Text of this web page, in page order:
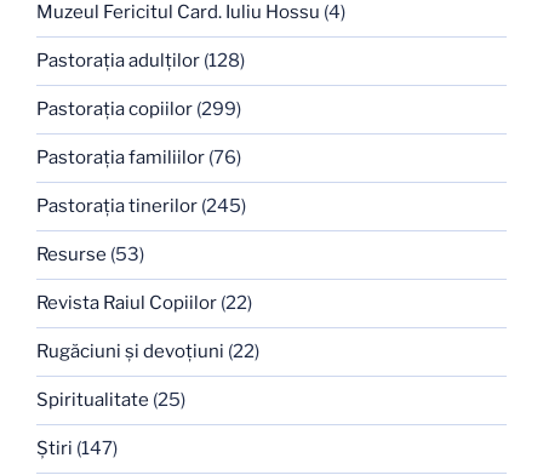
Muzeul Fericitul Card. Iuliu Hossu (4)
Pastoraţia adulţilor (128)
Pastoraţia copiilor (299)
Pastoraţia familiilor (76)
Pastoraţia tinerilor (245)
Resurse (53)
Revista Raiul Copiilor (22)
Rugăciuni şi devoţiuni (22)
Spiritualitate (25)
Ştiri (147)